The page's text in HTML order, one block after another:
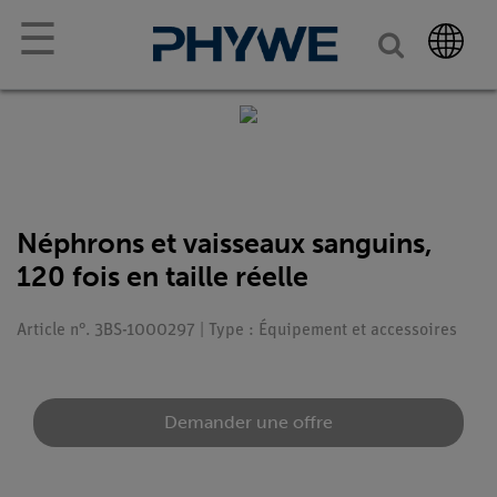
☰
Néphrons et vaisseaux sanguins,
120 fois en taille réelle
Article n°. 3BS-1000297 | Type : Équipement et accessoires
Demander une offre